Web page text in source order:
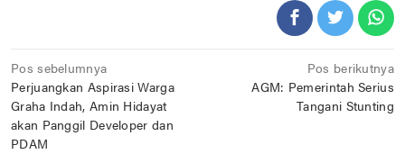
Navigasi
pos
Pos sebelumnya
Perjuangkan Aspirasi Warga
Graha Indah, Amin Hidayat
akan Panggil Developer dan
PDAM
Pos berikutnya
AGM: Pemerintah Serius
Tangani Stunting